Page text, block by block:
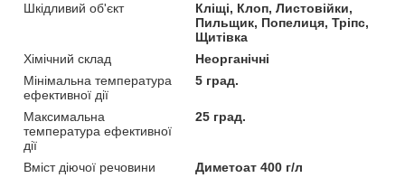
Шкідливий об'єкт
Кліщі, Клоп, Листовійки,
Пильщик, Попелиця, Тріпс,
Щитівка
Хімічний склад
Неорганічні
Мінімальна температура
ефективної дії
5 град.
Максимальна
температура ефективної
дії
25 град.
Вміст діючої речовини
Диметоат 400 г/л